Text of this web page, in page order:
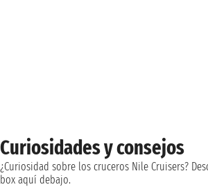
Curiosidades y consejos
¿Curiosidad sobre los cruceros Nile Cruisers?
box aquí debajo.